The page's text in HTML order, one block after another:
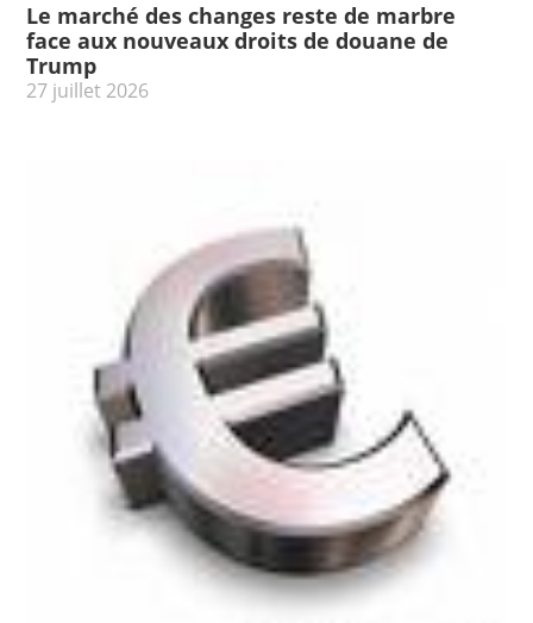
Le marché des changes reste de marbre
face aux nouveaux droits de douane de
Trump
27 juillet 2026